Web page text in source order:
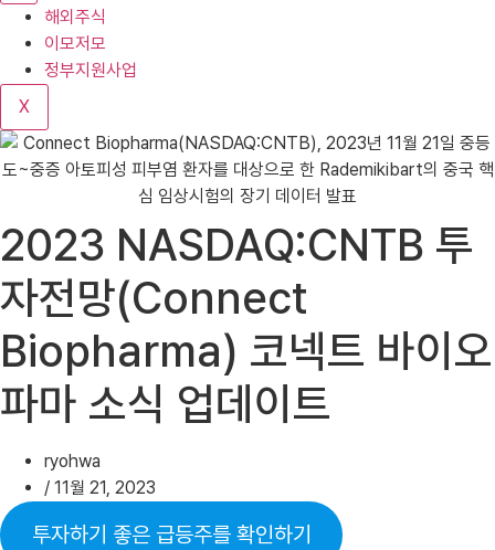
기
해외주식
이모저모
정부지원사업
X
2023 NASDAQ:CNTB 투
자전망(Connect
Biopharma) 코넥트 바이오
파마 소식 업데이트
ryohwa
/ 11월 21, 2023
투자하기 좋은 급등주를 확인하기